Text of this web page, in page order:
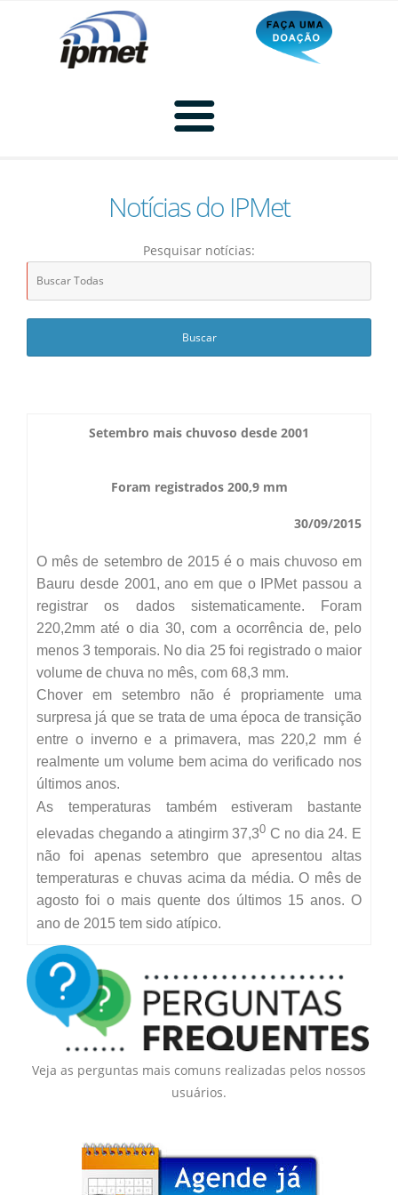
Home
Radar Animado
Radar Cidades
Radar GIS Local
Alertas no Telegram
Alertas na sua Cidade
Chuva Bauru
Chuvas e seu Local
Chuva Diária
Estação Meteorológica
Previsão Cidades
Modelo Global GFS
Modelo Regional WRF
Umidade do Solo
Secas Bauru
Desastres Naturais
Balanços Mensais
Laudos Meteorológicos
Treinamento
Solicitação de Dados
Agendamento de Visitas
Histórico
Saiba Mais
Notícias
Publicações
Contato
Perguntas Frequentes
Fale Conosco
Observador Voluntário
Login
Notícias do IPMet
Pesquisar notícias:
Setembro mais chuvoso desde 2001
Foram registrados 200,9 mm
30/09/2015
O mês de setembro de 2015 é o mais chuvoso em
Bauru desde 2001, ano em que o IPMet passou a
registrar os dados sistematicamente. Foram
220,2mm até o dia 30, com a ocorrência de, pelo
menos 3 temporais. No dia 25 foi registrado o maior
volume de chuva no mês, com 68,3 mm.
Chover em setembro não é propriamente uma
surpresa já que se trata de uma época de transição
entre o inverno e a primavera, mas 220,2 mm é
realmente um volume bem acima do verificado nos
últimos anos.
As temperaturas também estiveram bastante
elevadas chegando a atingirm 37,30 C no dia 24. E
não foi apenas setembro que apresentou altas
temperaturas e chuvas acima da média. O mês de
agosto foi o mais quente dos últimos 15 anos. O
ano de 2015 tem sido atípico.
Veja as perguntas mais comuns realizadas pelos nossos
usuários.